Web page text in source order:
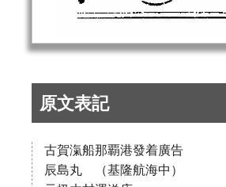
原文表記
古賀滊船那覇港發着廣告
辰島丸 （基隆航海中）